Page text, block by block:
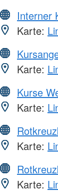
Interner
Karte:
Karte:
Kurse
Karte:
Karte:
Karte: